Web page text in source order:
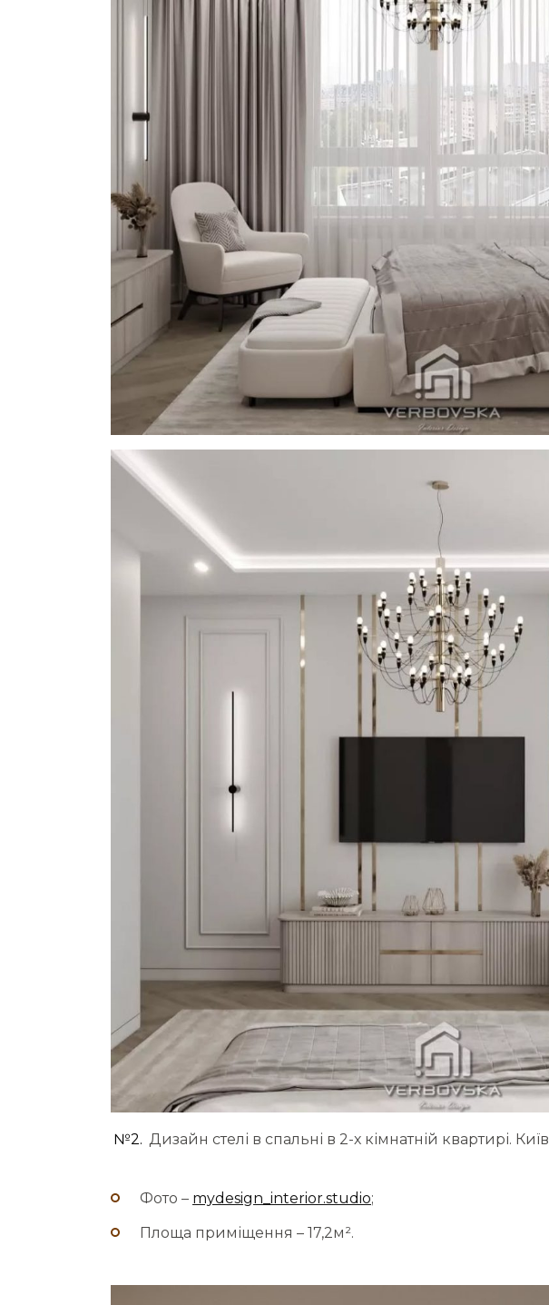
№2. Дизайн стелі в спальні в 2-х кімнатній квартирі. Київ
Фото – mydesign_interior.studio;
Площа приміщення – 17,2м².